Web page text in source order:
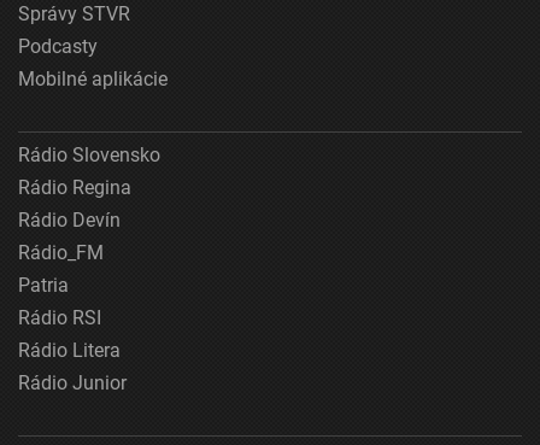
Správy STVR
Podcasty
Mobilné aplikácie
Rádio Slovensko
Rádio Regina
Rádio Devín
Rádio_FM
Patria
Rádio RSI
Rádio Litera
Rádio Junior